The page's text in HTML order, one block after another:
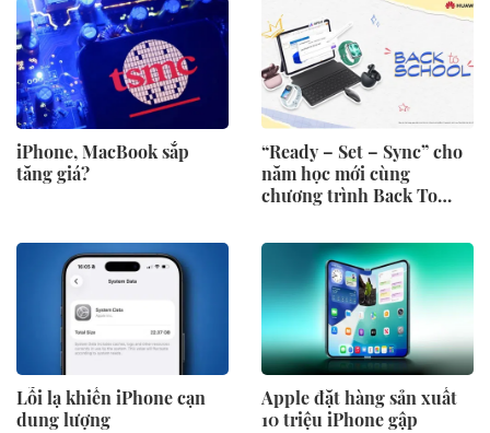
iPhone, MacBook sắp
tăng giá?
“Ready – Set – Sync” cho
năm học mới cùng
chương trình Back To
Lỗi lạ khiến iPhone cạn
dung lượng
Apple đặt hàng sản xuất
10 triệu iPhone gập